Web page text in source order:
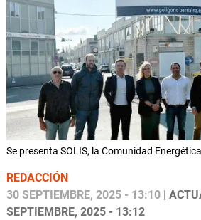
Se presenta SOLIS, la Comunidad
REDACCIÓN
30 SEPTIEMBRE, 2025 - 13:10 |
SEPTIEMBRE, 2025 - 13:12